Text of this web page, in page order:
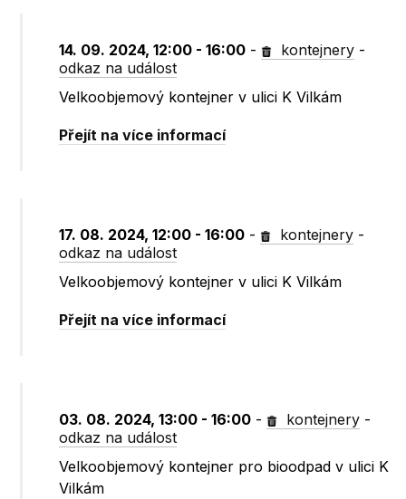
14. 09. 2024, 12:00 - 16:00 - kontejnery -
odkaz na událost
Velkoobjemový kontejner v ulici K Vilkám
Přejít na více informací
17. 08. 2024, 12:00 - 16:00 - kontejnery -
odkaz na událost
Velkoobjemový kontejner v ulici K Vilkám
Přejít na více informací
03. 08. 2024, 13:00 - 16:00 - kontejnery -
odkaz na událost
Velkoobjemový kontejner pro bioodpad v ulici K
Vilkám